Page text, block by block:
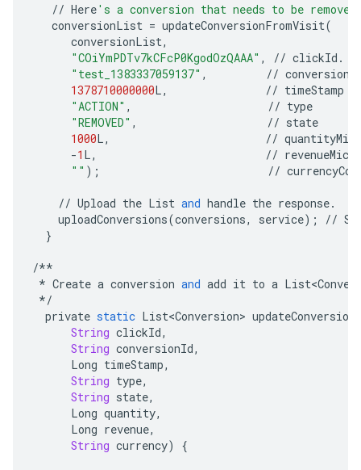
// Here's a conversion that needs to be
conversionList = updateConversionFromVisit(
conversionList,
"COiYmPDTv7kCFcP0KgodOzQAAA" , // clickId .
"test_1383337059137" , //
1378710000000L, // timeStamp
"ACTION" , // type
"REMOVED" , // state
1000L, //
-1 L, //
"" ); //
// Upload the List and handle the response.
uploadConversions(conversions, service); //
}
/**
* Create a conversion and add it to a
*/
private static List<Conversion>
String clickId,
String conversionId,
Long timeStamp,
String type,
String state,
Long quantity,
Long revenue,
String currency) {